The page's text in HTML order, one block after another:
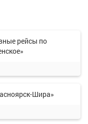
рейсы по
Шира»